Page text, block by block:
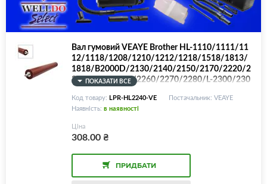
Вал гумовий VEAYE Brother HL-1110/1111/11
12/1118/1208/1210/1212/1218/1518/1813/
1818/B2000D/2130/2140/2150/2170/2220/2
230/2240/2250/2260/2270/2280/L-2300/230
5/2340/2360/2361/2365/2366/DCP-1510/15
12/1610/1612/7030/7032/7040/7045/7060/
7065/L2540/MFC-1810/1815/1912/7320/734
0/7345/7360/7440/7450/7460/7840/7860/L2
740/Lenovo 2200/2250
ПОКАЗАТИ ВСЕ
Код товару: LPR-HL2240-VE
Постачальник: VEAYE
Наявність: в наявності
Ціна
308.00₴
ПРИДБАТИ